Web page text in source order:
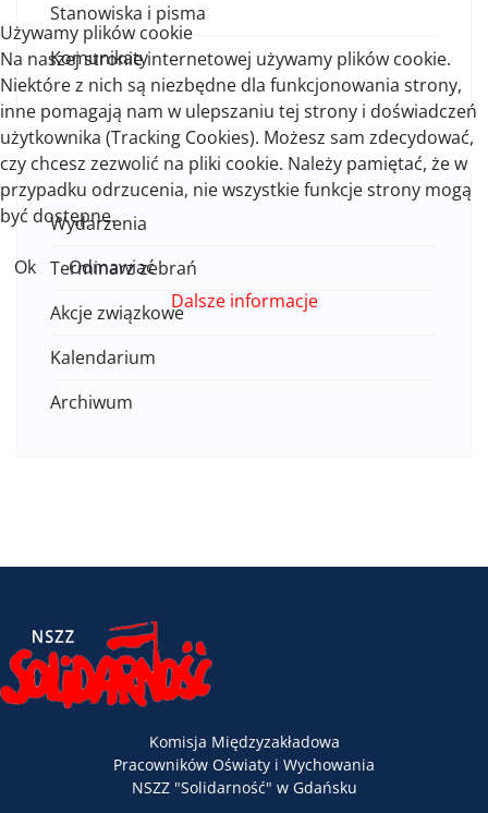
Stanowiska i pisma
Komunikaty
Wydarzenia
Terminarz zebrań
Akcje związkowe
Kalendarium
Archiwum
Komisja Międzyzakładowa
Pracowników Oświaty i Wychowania
NSZZ "Solidarność" w Gdańsku
Używamy plików cookie
Na naszej stronie internetowej używamy plików cookie.
Niektóre z nich są niezbędne dla funkcjonowania strony,
inne pomagają nam w ulepszaniu tej strony i doświadczeń
użytkownika (Tracking Cookies). Możesz sam zdecydować,
czy chcesz zezwolić na pliki cookie. Należy pamiętać, że w
przypadku odrzucenia, nie wszystkie funkcje strony mogą
być dostępne.
Ok
Odmawiać
Dalsze informacje